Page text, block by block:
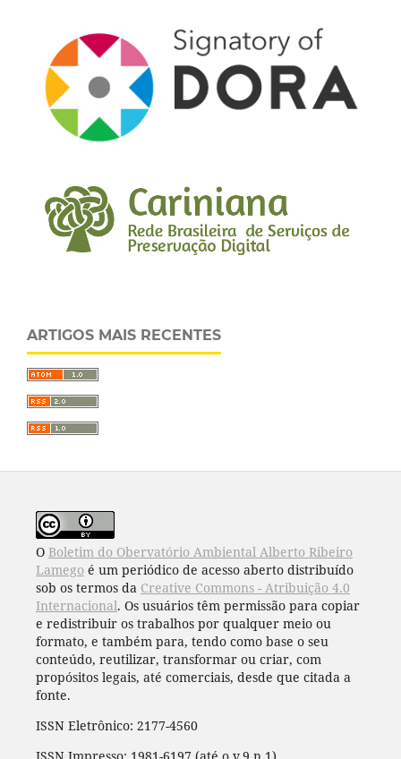
ARTIGOS MAIS RECENTES
O Boletim do Obervatório Ambiental Alberto Ribeiro
Lamego é um periódico de acesso aberto distribuído
sob os termos da Creative Commons - Atribuição 4.0
Internacional. Os usuários têm permissão para copiar
e redistribuir os trabalhos por qualquer meio ou
formato, e também para, tendo como base o seu
conteúdo, reutilizar, transformar ou criar, com
propósitos legais, até comerciais, desde que citada a
fonte.
ISSN Eletrônico: 2177-4560